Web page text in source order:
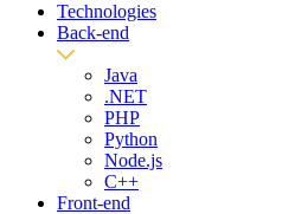
Technologies
Back-end
Java
.NET
PHP
Python
Node.js
C++
Front-end